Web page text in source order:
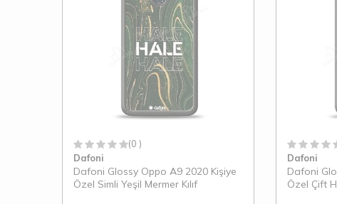
(0 )
Dafoni
Dafoni Glossy Oppo A9 2020 Kişiye
Özel Simli Yeşil Mermer Kılıf
Dafoni
Dafoni
Özel Çift